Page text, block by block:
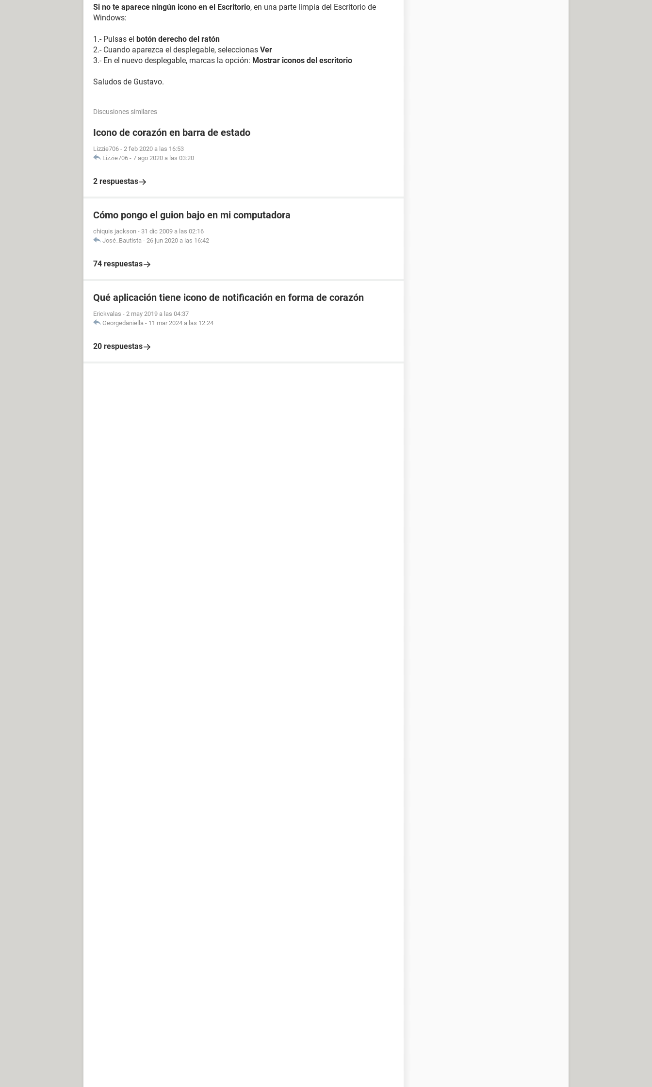
Si no te aparece ningún icono en el Escritorio, en una parte limpia del Escritorio de
Windows:
1.- Pulsas el botón derecho del ratón
2.- Cuando aparezca el desplegable, seleccionas Ver
3.- En el nuevo desplegable, marcas la opción: Mostrar iconos del escritorio
Saludos de Gustavo.
Discusiones similares
Icono de corazón en barra de estado
Lizzie706 - 2 feb 2020 a las 16:53
Lizzie706 - 7 ago 2020 a las 03:20
2 respuestas
Cómo pongo el guion bajo en mi computadora
chiquis jackson - 31 dic 2009 a las 02:16
José_Bautista - 26 jun 2020 a las 16:42
74 respuestas
Qué aplicación tiene icono de notificación en forma de corazón
Erickvalas - 2 may 2019 a las 04:37
Georgedaniella - 11 mar 2024 a las 12:24
20 respuestas